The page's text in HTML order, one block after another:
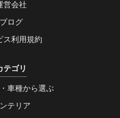
営会社
ブログ
ス利用規約
テゴリ
車種から選ぶ
テリア